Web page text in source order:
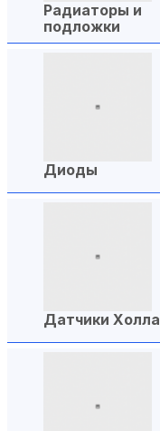
Радиаторы и
подложки
Диоды
Датчики Холла